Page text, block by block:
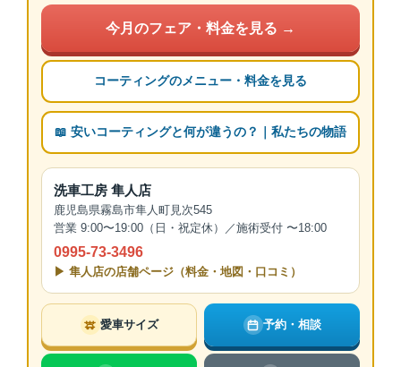
今月のフェア・料金を見る →
コーティングのメニュー・料金を見る
📖 安いコーティングと何が違うの？｜私たちの物語
洗車工房 隼人店
鹿児島県霧島市隼人町見次545
営業 9:00〜19:00（日・祝定休）／施術受付 〜18:00
0995-73-3496
▶ 隼人店の店舗ページ（料金・地図・口コミ）
愛車サイズ 予約・相談